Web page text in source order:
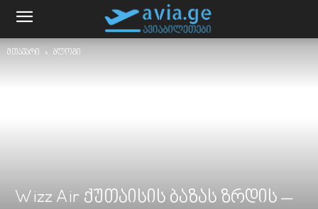
მთავარი ბლოგი
Wizz Air ქუთაისის ბაზას ზრდის –